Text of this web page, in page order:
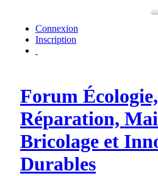
Connexion
Inscription
Forum
Réparation,
Bricolage et
Durables